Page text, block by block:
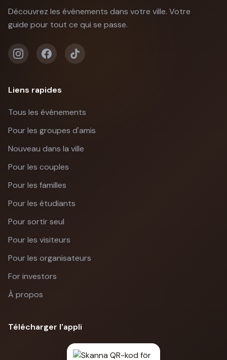
Découvrez les événements dans votre ville. Votre
guide pour tout ce qui se passe.
Liens rapides
Tous les événements
Pour les groupes d'amis
Nouveau dans la ville
Pour les couples
Pour les familles
Pour les étudiants
Pour sortir seul
Pour les visiteurs
Pour les organisateurs
For investors
À propos
Télécharger l'appli